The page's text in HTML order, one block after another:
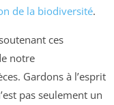
de la biodiversité.
ces
notre
Gardons à l’esprit
pas seulement un